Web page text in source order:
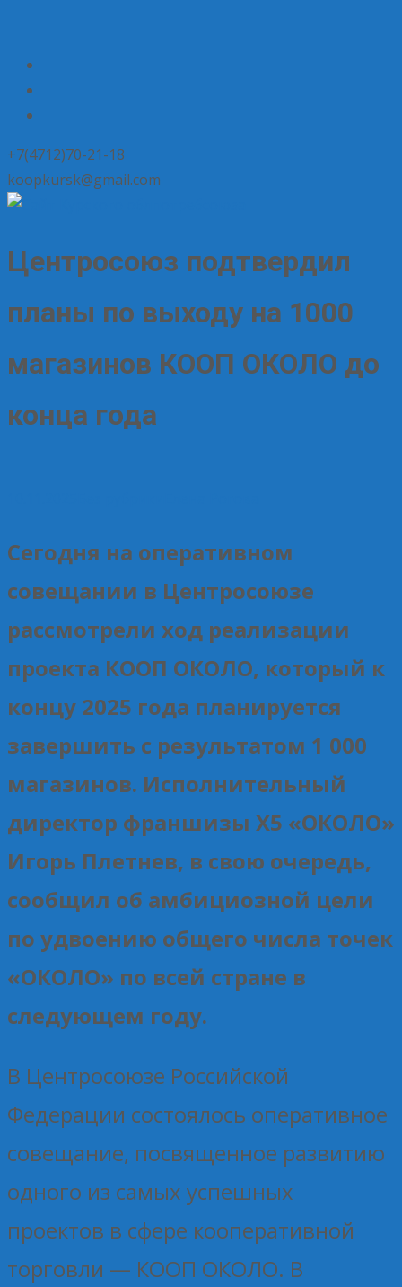
+7(4712)70-21-18
koopkursk@gmail.com
Центросоюз подтвердил
планы по выходу на 1000
магазинов КООП ОКОЛО до
конца года
Сегодня на оперативном
совещании в Центросоюзе
рассмотрели ход реализации
проекта КООП ОКОЛО, который к
концу 2025 года планируется
завершить с результатом 1 000
магазинов. Исполнительный
директор франшизы Х5 «ОКОЛО»
Игорь Плетнев, в свою очередь,
сообщил об амбициозной цели
по удвоению общего числа точек
«ОКОЛО» по всей стране в
следующем году.
В Центросоюзе Российской
Федерации состоялось оперативное
совещание, посвященное развитию
одного из самых успешных
проектов в сфере кооперативной
торговли — КООП ОКОЛО. В